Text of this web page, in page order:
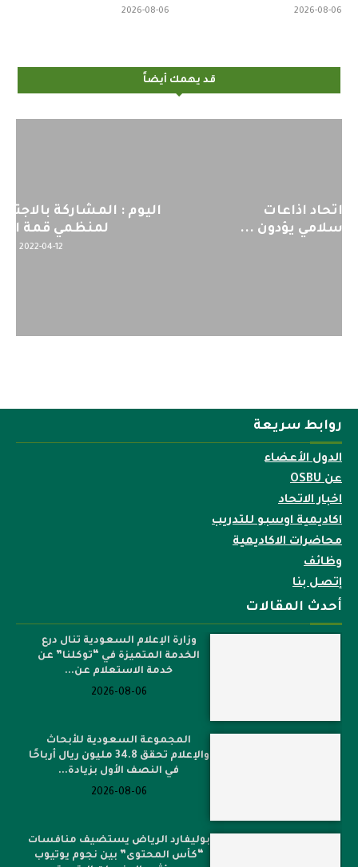
2026-08-06 2026-08-06
قد يهمك أيضاً
اليوم : المشاركة بالاجتماع التحضيري
لمنظمي قمة اسيا...
روابط سريعة
الدول الأعضاء
عن OSBU
اخبار الاتحاد
اكاديمية اوسبو للتدريب
محاضرات الاكاديمية
وظائف
إتصل بنا
أحدث المقالات
وزارة الإعلام السعودية تنال درع
الخدمة المتميزة في “توكلنا” عن
خدمة الاستعلام عن...
2026-08-06
المجموعة السعودية للأبحاث
والإعلام تحقق 34.8 مليون ريال أرباحًا
في النصف الأول بزيادة...
2026-08-06
بوليفارد الرياض يستضيف منافسات
“كأس المحتوى” بين نجوم يوتيوب